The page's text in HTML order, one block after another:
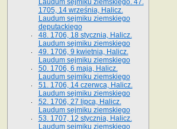
Laudum sejmiku ziemskiego. 47.
1705, 14 września, Halicz.
Laudum sejmiku ziemskiego
deputackiego
48. 1706, 18 stycznia, Halicz.
Laudum sejmiku ziemskiego
49. 1706, 9 kwietnia, Halicz.
Laudum sejmiku ziemskiego
50. 1706, 6 maja, Halicz.
Laudum sejmiku ziemskiego
51. 1706, 14 czerwca, Halicz.
Laudum sejmiku ziemskiego
52. 1706, 27 lipca, Halicz.
Laudum sejmiku ziemskiego
53. 1707, 12 stycznia, Halicz.
Laudum sejmiku ziemskiego